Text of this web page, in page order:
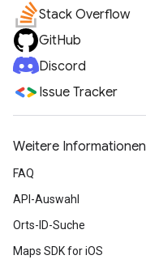
Stack Overflow
GitHub
Discord
Issue Tracker
Weitere Informationen
FAQ
API-Auswahl
Orts-ID-Suche
Maps SDK for iOS